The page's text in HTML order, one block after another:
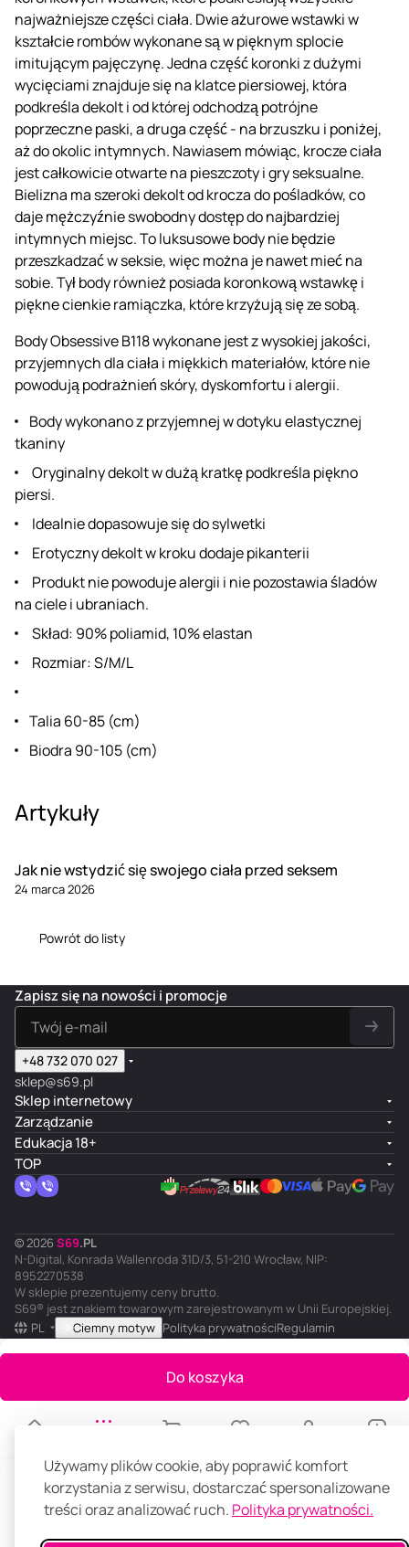
Używamy plików cookie, aby poprawić komfort
korzystania z serwisu, dostarczać spersonalizowane
treści oraz analizować ruch. Polityka prywatności.
najważniejsze części ciała. Dwie ażurowe wstawki w
kształcie rombów wykonane są w pięknym splocie
imitującym pajęczynę. Jedna część koronki z dużymi
wycięciami znajduje się na klatce piersiowej, która
podkreśla dekolt i od której odchodzą potrójne
poprzeczne paski, a druga część - na brzuszku i poniżej,
aż do okolic intymnych. Nawiasem mówiąc, krocze ciała
jest całkowicie otwarte na pieszczoty i gry seksualne.
Bielizna ma szeroki dekolt od krocza do pośladków, co
daje mężczyźnie swobodny dostęp do najbardziej
intymnych miejsc. To luksusowe body nie będzie
przeszkadzać w seksie, więc można je nawet mieć na
sobie. Tył body również posiada koronkową wstawkę i
piękne cienkie ramiączka, które krzyżują się ze sobą.
Body Obsessive B118 wykonane jest z wysokiej jakości,
przyjemnych dla ciała i miękkich materiałów, które nie
powodują podrażnień skóry, dyskomfortu i alergii.
Body wykonano z przyjemnej w dotyku elastycznej
tkaniny
Oryginalny dekolt w dużą kratkę podkreśla piękno
piersi.
Idealnie dopasowuje się do sylwetki
Erotyczny dekolt w kroku dodaje pikanterii
Produkt nie powoduje alergii i nie pozostawia śladów
na ciele i ubraniach.
Skład: 90% poliamid, 10% elastan
Rozmiar: S/M/L
Talia 60-85 (cm)
Biodra 90-105 (cm)
Artykuły
Jak nie wstydzić się swojego ciała przed seksem
24 marca 2026
Powrót do listy
Do koszyka
Zapisz się na nowości i promocje
+48 732 070 027
sklep@s69.pl
Sklep internetowy
Zarządzanie
Edukacja 18+
TOP
© 2026 S69.PL
N-Digital, Konrada Wallenroda 31D/3, 51-210 Wrocław, NIP:
8952270538
W sklepie prezentujemy ceny brutto.
S69® jest znakiem towarowym zarejestrowanym w Unii Europejskiej.
PL
Ciemny motyw Polityka prywatnościRegulamin